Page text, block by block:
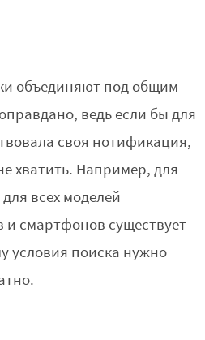
объединяют под общим
ведь если бы для
своя нотификация,
хватить. Например, для
всех моделей
смартфонов существует
условия поиска нужно